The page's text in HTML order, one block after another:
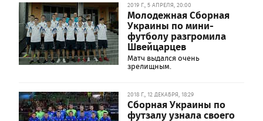
2019 Г., 5 АПРЕЛЯ, 20:00
Молодежная Сборная
Украины по мини-
футболу разгромила
Швейцарцев
Матч выдался очень
зрелищным.
2018 Г., 12 ДЕКАБРЯ, 18:29
Сборная Украины по
футзалу узнала своего